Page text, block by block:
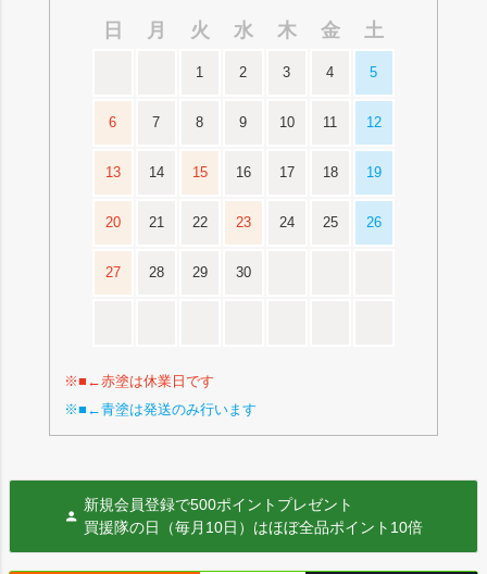
日
月 火 水 木 金 土
1 2 3 4 5
6 7 8 9 10 11 12
13 14 15 16 17 18 19
20 21 22 23 24 25 26
27 28 29 30
※■←赤塗は休業日です
※■←青塗は発送のみ行います
新規会員登録で500ポイントプレゼント
買援隊の日（毎月10日）はほぼ全品ポイント10倍